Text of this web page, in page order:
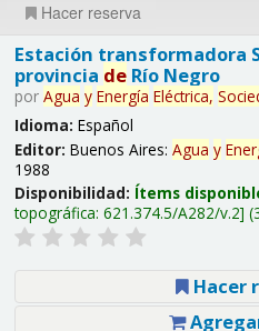
Hacer reserva
Estación transformadora
provincia deRío Negro
por Agua y Energía Eléctrica,
Idioma: Español
Editor: Buenos Aires: Agua y
1988
Disponibilidad: Ítems
topográfica: 621.374.5/A282/v.2
Hacer